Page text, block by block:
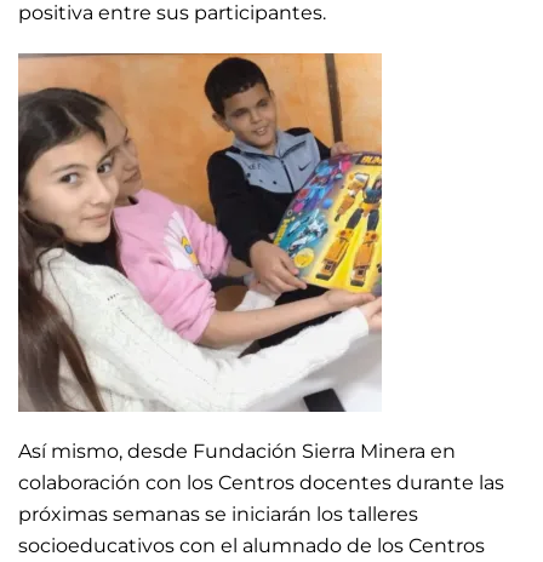
positiva entre sus participantes.
Así mismo, desde Fundación Sierra Minera en
colaboración con los Centros docentes durante las
próximas semanas se iniciarán los talleres
socioeducativos con el alumnado de los Centros